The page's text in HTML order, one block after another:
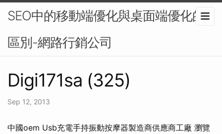
SEO中的移動端優化與桌面端優化的
區別-網路行銷公司
Digi171sa (325)
Sep 12, 2013
中國oem Usb充電手持振動按摩器製造商供應商工廠 瀏覽